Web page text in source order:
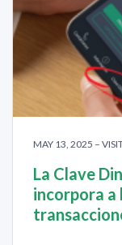
MAY 13, 2025 –
La Clave
incorpora